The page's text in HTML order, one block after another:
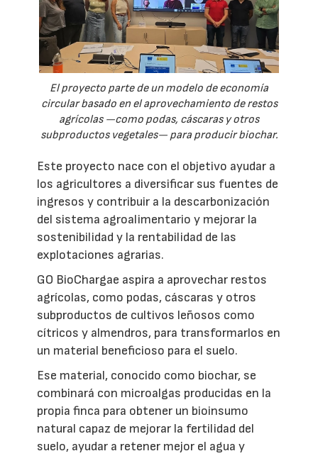
El proyecto parte de un modelo de economía
circular basado en el aprovechamiento de restos
agrícolas —como podas, cáscaras y otros
subproductos vegetales— para producir biochar.
Este proyecto nace con el objetivo ayudar a
los agricultores a diversificar sus fuentes de
ingresos y contribuir a la descarbonización
del sistema agroalimentario y mejorar la
sostenibilidad y la rentabilidad de las
explotaciones agrarias.
GO BioChargae aspira a aprovechar restos
agrícolas, como podas, cáscaras y otros
subproductos de cultivos leñosos como
cítricos y almendros, para transformarlos en
un material beneficioso para el suelo.
Ese material, conocido como biochar, se
combinará con microalgas producidas en la
propia finca para obtener un bioinsumo
natural capaz de mejorar la fertilidad del
suelo, ayudar a retener mejor el agua y